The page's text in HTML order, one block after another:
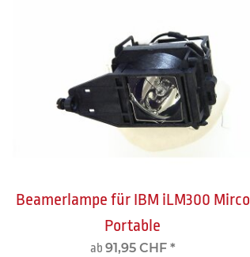
Beamerlampe für IBM iLM300 Mirco
Portable
ab 91,95 CHF *